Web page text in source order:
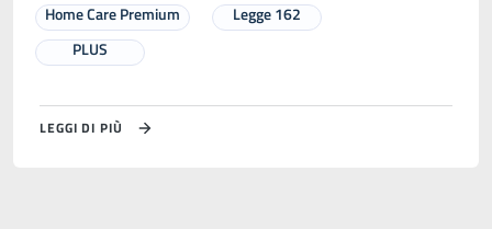
Home Care Premium
Legge 162
PLUS
LEGGI DI PIÙ